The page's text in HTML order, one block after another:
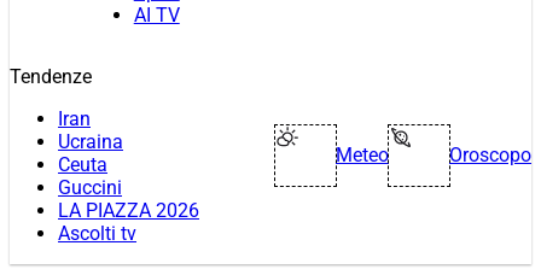
AI TV
Tendenze
Iran
Ucraina
Ceuta
Guccini
LA PIAZZA 2026
Ascolti tv
Meteo Oroscopo